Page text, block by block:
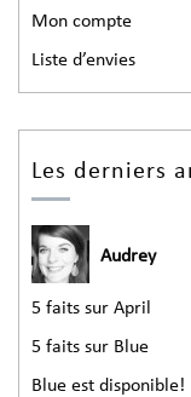
Mon compte
Liste d’envies
Les derniers
Audrey
5 faits sur April
5 faits sur Blue
Blue est disponible!